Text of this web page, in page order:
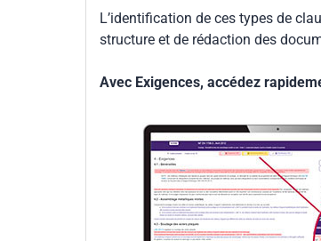
L’identification de ces types de
structure et de rédaction des
Avec Exigences, accédez